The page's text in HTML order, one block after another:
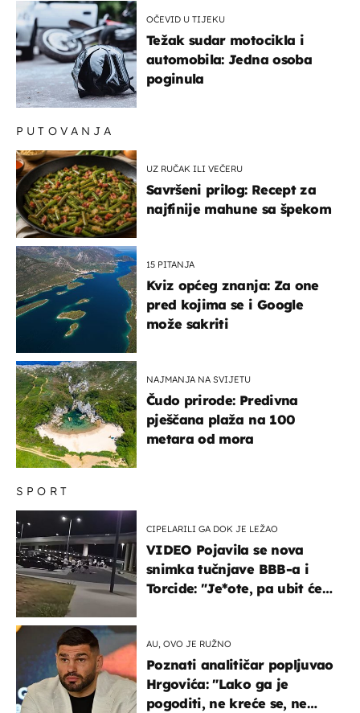
OČEVID U TIJEKU
Težak sudar motocikla i
automobila: Jedna osoba
poginula
SPORT
CIPELARILI GA DOK JE LEŽAO
VIDEO Pojavila se nova
snimka tučnjave BBB-a i
Torcide: "Je*ote, pa ubit će
AU, OVO JE RUŽNO
Poznati analitičar popljuvao
Hrgovića: "Lako ga je
pogoditi, ne kreće se, ne
PUTOVANJA
UZ RUČAK ILI VEČERU
Savršeni prilog: Recept za
najfinije mahune sa špekom
15 PITANJA
Kviz općeg znanja: Za one
pred kojima se i Google
može sakriti
NAJMANJA NA SVIJETU
Čudo prirode: Predivna
pješčana plaža na 100
metara od mora